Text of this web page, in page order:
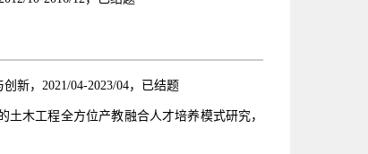
新，2021/04-2023/04，已结题
木工程全方位产教融合人才培养模式研究，